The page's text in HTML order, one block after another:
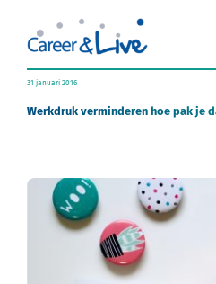
inhoud
Organisatieadvies
Coaching
Over Career & Live
31 januari 2016
Werkdruk verminderen hoe pak je